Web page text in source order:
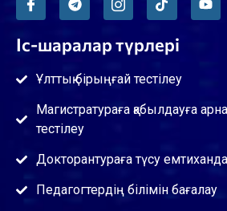
Іс-шаралар түрлері
Ұлттық бірыңғай тестілеу
Магистратураға қабылдауға
тестілеу
Докторантураға түсу
Педагогтердің білімін бағалау